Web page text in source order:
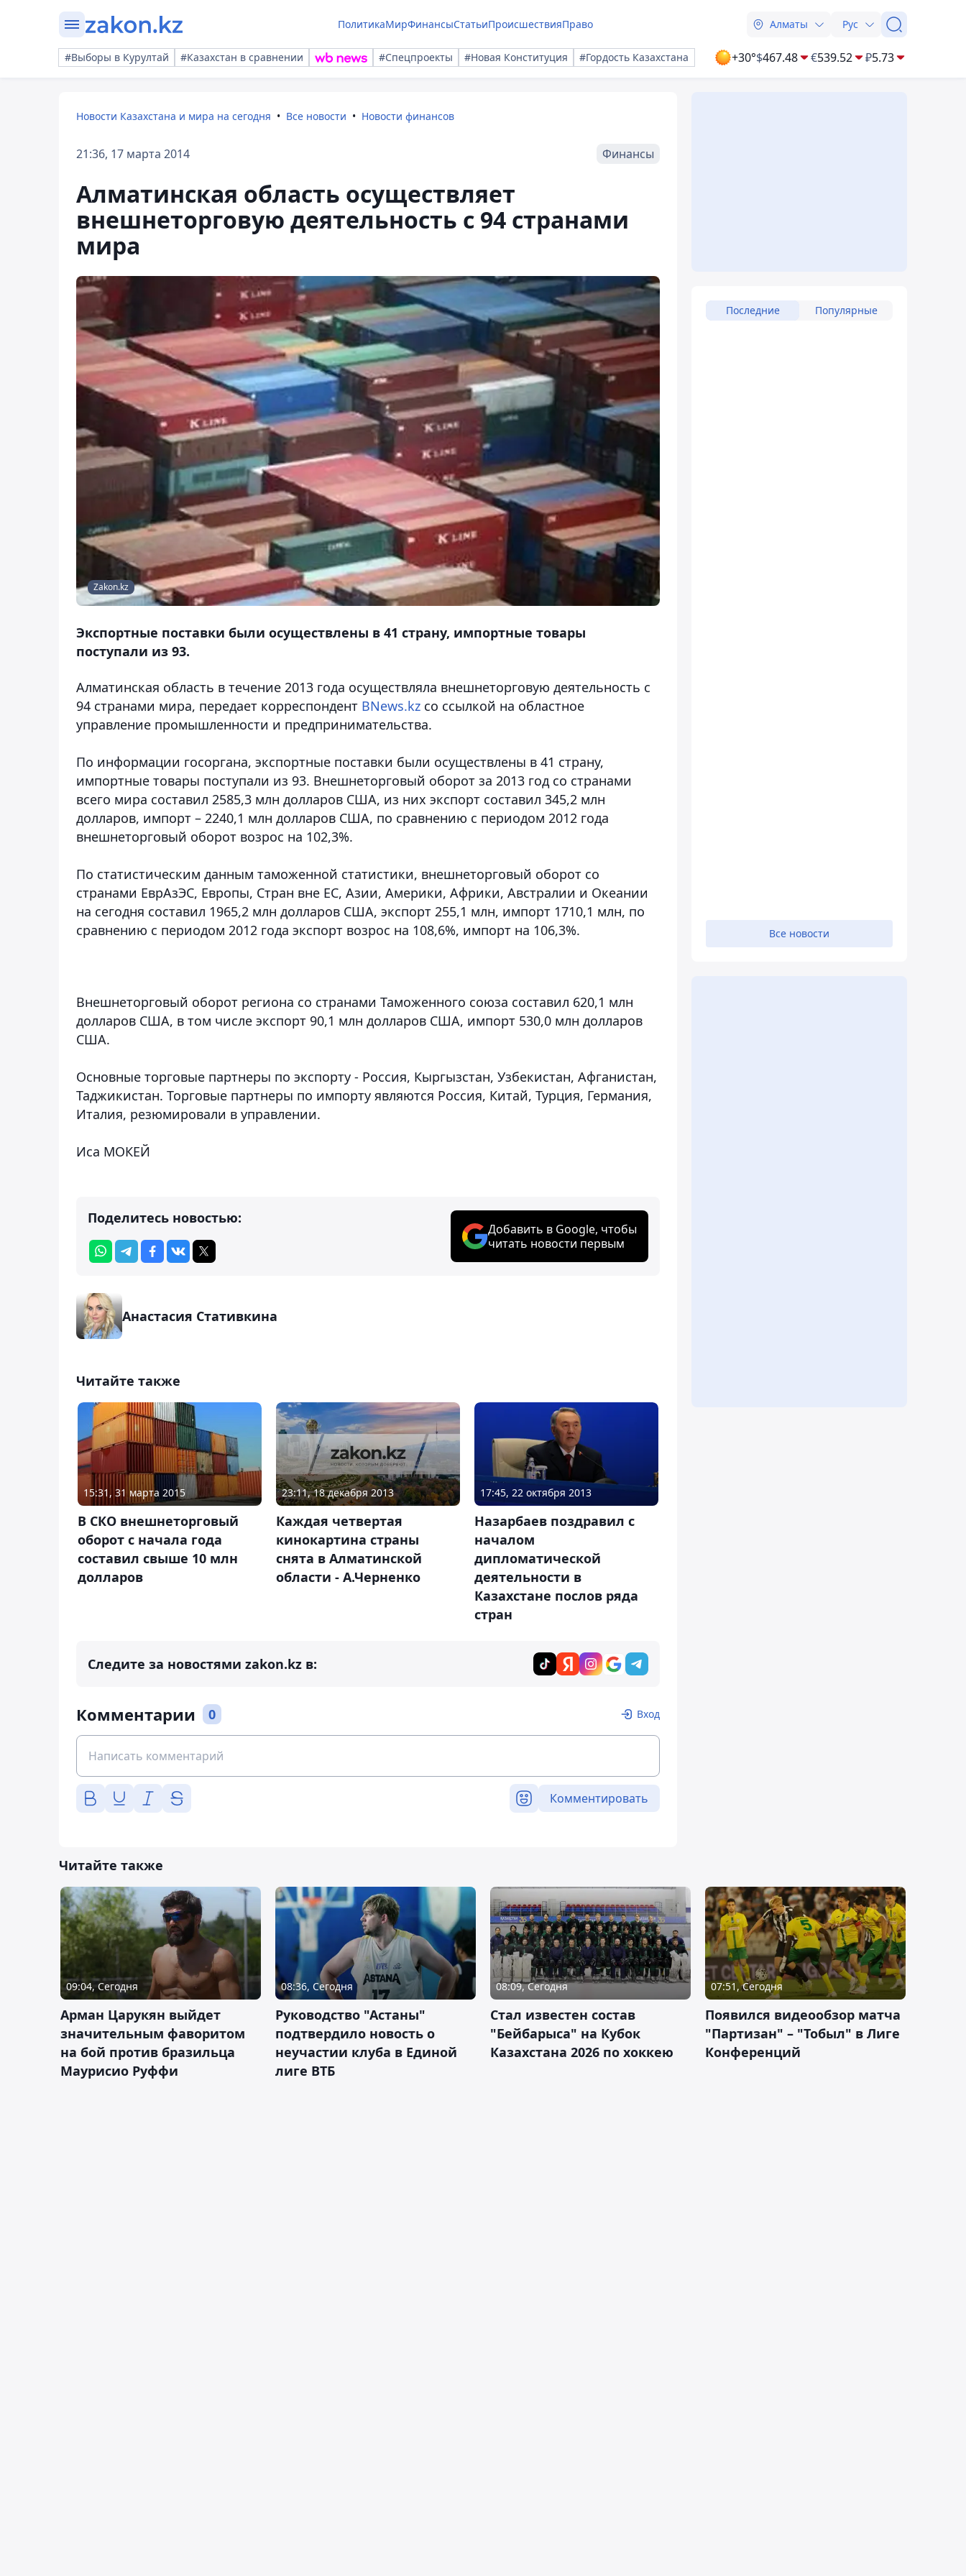
ПолитикаМирФинансыСтатьиПроисшествияПраво Алматы Рус
#Выборы в Курултай #Казахстан в сравнении #Спецпроекты #Новая Конституция #Гордость Казахстана +30°$467.48 €539.52 ₽5.73
Новости Казахстана и мира на сегодня Все новости Новости финансов
21:36, 17 марта 2014 Финансы
Алматинская область осуществляет
внешнеторговую деятельность с 94 странами
мира
Zakon.kz
Экспортные поставки были осуществлены в 41 страну, импортные товары
поступали из 93.
Алматинская область в течение 2013 года осуществляла внешнеторговую деятельность с
94 странами мира, передает корреспондент BNews.kz со ссылкой на областное
управление промышленности и предпринимательства.
По информации госоргана, экспортные поставки были осуществлены в 41 страну,
импортные товары поступали из 93. Внешнеторговый оборот за 2013 год со странами
всего мира составил 2585,3 млн долларов США, из них экспорт составил 345,2 млн
долларов, импорт – 2240,1 млн долларов США, по сравнению с периодом 2012 года
внешнеторговый оборот возрос на 102,3%.
По статистическим данным таможенной статистики, внешнеторговый оборот со
странами ЕврАзЭС, Европы, Стран вне ЕС, Азии, Америки, Африки, Австралии и Океании
на сегодня составил 1965,2 млн долларов США, экспорт 255,1 млн, импорт 1710,1 млн, по
сравнению с периодом 2012 года экспорт возрос на 108,6%, импорт на 106,3%.
Внешнеторговый оборот региона со странами Таможенного союза составил 620,1 млн
долларов США, в том числе экспорт 90,1 млн долларов США, импорт 530,0 млн долларов
США.
Основные торговые партнеры по экспорту - Россия, Кыргызстан, Узбекистан, Афганистан,
Таджикистан. Торговые партнеры по импорту являются Россия, Китай, Турция, Германия,
Италия, резюмировали в управлении.
Иса МОКЕЙ
Поделитесь новостью:
Добавить в Google, чтобы
читать новости первым
Анастасия Стативкина
Читайте также
15:31, 31 марта 2015
В СКО внешнеторговый
оборот с начала года
составил свыше 10 млн
долларов
23:11, 18 декабря 2013
Каждая четвертая
кинокартина страны
снята в Алматинской
области - А.Черненко
17:45, 22 октября 2013
Назарбаев поздравил с
началом
дипломатической
деятельности в
Казахстане послов ряда
стран
Следите за новостями zakon.kz в:
Комментарии 0 Вход
Комментировать
Последние Популярные
Все новости
Читайте также
09:04, Сегодня
Арман Царукян выйдет
значительным фаворитом
на бой против бразильца
Маурисио Руффи
08:36, Сегодня
Руководство "Астаны"
подтвердило новость о
неучастии клуба в Единой
лиге ВТБ
08:09, Сегодня
Стал известен состав
"Бейбарыса" на Кубок
Казахстана 2026 по хоккею
07:51, Сегодня
Появился видеообзор матча
"Партизан" – "Тобыл" в Лиге
Конференций